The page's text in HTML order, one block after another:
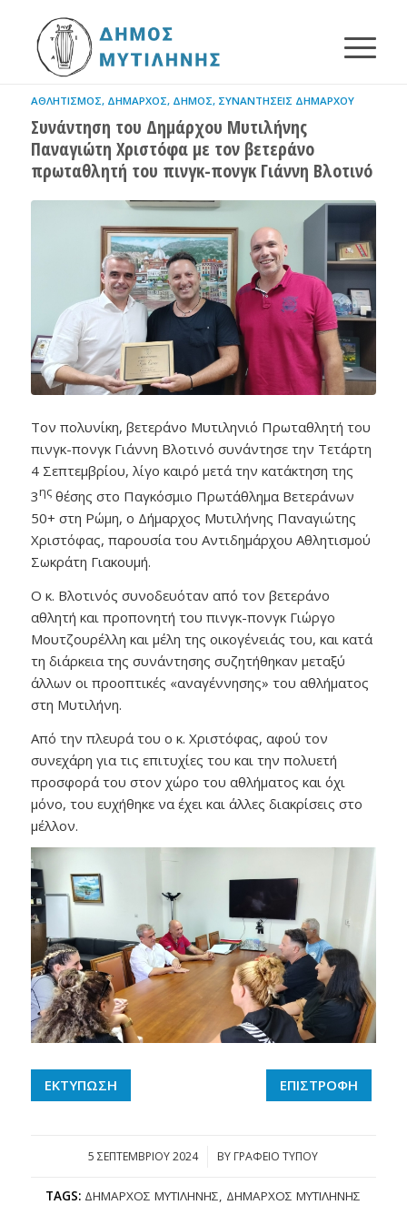
ΑΘΛΗΤΙΣΜΌΣ, ΔΉΜΑΡΧΟΣ, ΔΉΜΟΣ, ΣΥΝΑΝΤΉΣΕΙΣ ΔΗΜΆΡΧΟΥ
Συνάντηση του Δημάρχου Μυτιλήνης
Παναγιώτη Χριστόφα με τον βετεράνο
πρωταθλητή του πινγκ-πονγκ Γιάννη Βλοτινό
Τον πολυνίκη, βετεράνο Μυτιληνιό Πρωταθλητή του
πινγκ-πονγκ Γιάννη Βλοτινό συνάντησε την Τετάρτη
4 Σεπτεμβρίου, λίγο καιρό μετά την κατάκτηση της
3ηςθέσης στο Παγκόσμιο Πρωτάθλημα Βετεράνων
50+ στη Ρώμη, ο Δήμαρχος Μυτιλήνης Παναγιώτης
Χριστόφας, παρουσία του Αντιδημάρχου Αθλητισμού
Σωκράτη Γιακουμή.
Ο κ. Βλοτινός συνοδευόταν από τον βετεράνο
αθλητή και προπονητή του πινγκ-πονγκ Γιώργο
Μουτζουρέλλη και μέλη της οικογένειάς του, και κατά
τη διάρκεια της συνάντησης συζητήθηκαν μεταξύ
άλλων οι προοπτικές «αναγέννησης» του αθλήματος
στη Μυτιλήνη.
Από την πλευρά του ο κ. Χριστόφας, αφού τον
συνεχάρη για τις επιτυχίες του και την πολυετή
προσφορά του στον χώρο του αθλήματος και όχι
μόνο, του ευχήθηκε να έχει και άλλες διακρίσεις στο
μέλλον.
ΕΚΤΥΠΩΣΗ ΕΠΙΣΤΡΟΦΗ
5 ΣΕΠΤΕΜΒΡΊΟΥ 2024
/ BY ΓΡΑΦΕΙΟ ΤΥΠΟΥ
TAGS: ΔΉΜΑΡΧΟΣ ΜΥΤΙΛΉΝΗΣ ΔΉΜΑΡΧΟΣ ΜΥΤΙΛΉΝΗΣ